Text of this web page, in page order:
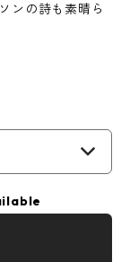
ンの詩も素晴ら